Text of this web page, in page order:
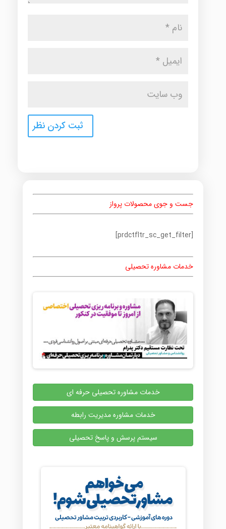
جست و جوی محصولات پرواز
[prdctfltr_sc_get_filter]
خدمات مشاوره تحصیلی
خدمات مشاوره تحصیلی حرفه ای
خدمات مشاوره مدیریت رابطه
سیستم پرسش و پاسخ تحصیلی